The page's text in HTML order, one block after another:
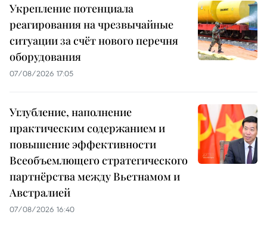
Укрепление потенциала
реагирования на чрезвычайные
ситуации за счёт нового перечня
оборудования
07/08/2026 17:05
Углубление, наполнение
практическим содержанием и
повышение эффективности
Всеобъемлющего стратегического
партнёрства между Вьетнамом и
Австралией
07/08/2026 16:40